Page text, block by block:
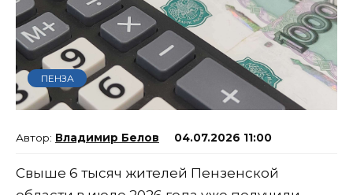
ПЕНЗА
Владимир Белов 04.07.2026 11:00
Свыше 6 тысяч жителей Пензенской